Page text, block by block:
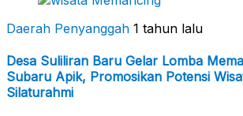
Daerah Penyanggah 1 tahun lalu
Desa Suliliran Baru Gelar Lomba
Subaru Apik, Promosikan Potensi
Silaturahmi